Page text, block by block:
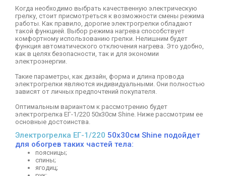
Когда необходимо выбрать качественную электрическую
грелку, стоит присмотреться к возможности смены режима
работы. Как правило, дорогие электрогрелки обладают
такой функцией. Выбор режима нагрева способствует
комфортному использованию грелки. Нелишним будет
функция автоматического отключения нагрева. Это удобно,
как в целях безопасности, так и для экономии
электроэнергии.
Такие параметры, как дизайн, форма и длина провода
электрогрелки являются индивидуальными. Они полностью
зависят от личных предпочтений покупателя.
Оптимальным вариантом к рассмотрению будет
электрогрелка ЕГ-1/220 50x30см Shine. Ниже рассмотрим ее
основные достоинства.
Электрогрелка ЕГ-1/220 50x30см Shine подойдет
для обогрев таких частей тела:
поясницы;
спины;
ягодиц;